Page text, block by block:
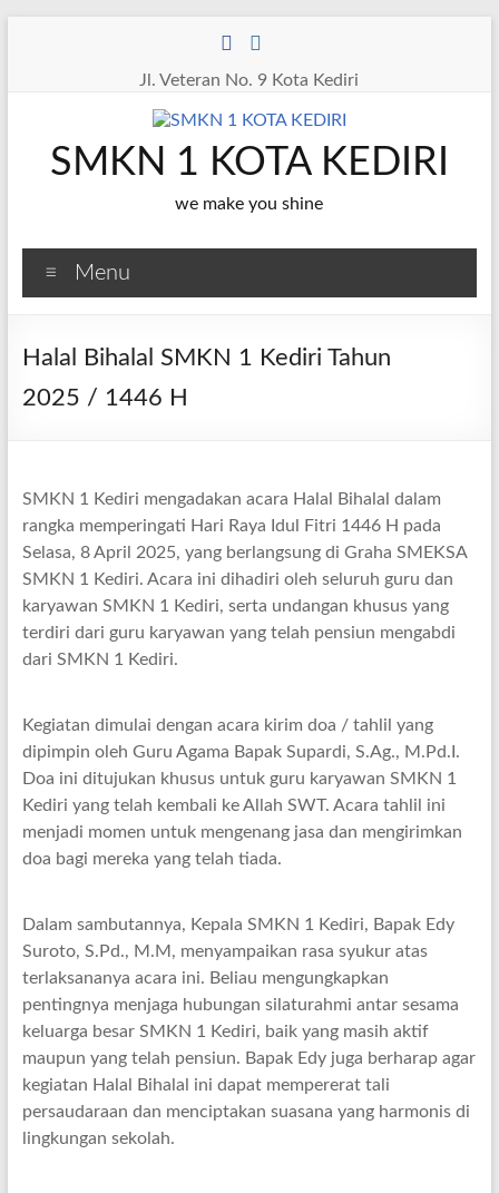
Jl. Veteran No. 9 Kota Kediri
SMKN 1 KOTA KEDIRI
we make you shine
Menu
Halal Bihalal SMKN 1 Kediri Tahun
2025 / 1446 H
SMKN 1 Kediri mengadakan acara Halal Bihalal dalam
rangka memperingati Hari Raya Idul Fitri 1446 H pada
Selasa, 8 April 2025, yang berlangsung di Graha SMEKSA
SMKN 1 Kediri. Acara ini dihadiri oleh seluruh guru dan
karyawan SMKN 1 Kediri, serta undangan khusus yang
terdiri dari guru karyawan yang telah pensiun mengabdi
dari SMKN 1 Kediri.
Kegiatan dimulai dengan acara kirim doa / tahlil yang
dipimpin oleh Guru Agama Bapak Supardi, S.Ag., M.Pd.I.
Doa ini ditujukan khusus untuk guru karyawan SMKN 1
Kediri yang telah kembali ke Allah SWT. Acara tahlil ini
menjadi momen untuk mengenang jasa dan mengirimkan
doa bagi mereka yang telah tiada.
Dalam sambutannya, Kepala SMKN 1 Kediri, Bapak Edy
Suroto, S.Pd., M.M, menyampaikan rasa syukur atas
terlaksananya acara ini. Beliau mengungkapkan
pentingnya menjaga hubungan silaturahmi antar sesama
keluarga besar SMKN 1 Kediri, baik yang masih aktif
maupun yang telah pensiun. Bapak Edy juga berharap agar
kegiatan Halal Bihalal ini dapat mempererat tali
persaudaraan dan menciptakan suasana yang harmonis di
lingkungan sekolah.